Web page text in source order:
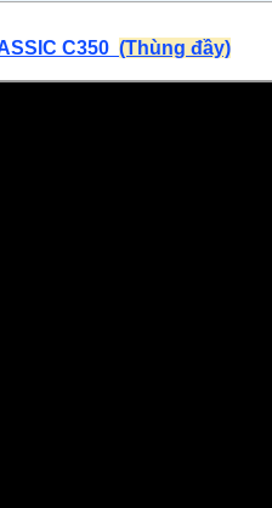
C350 (Thùng đầy)